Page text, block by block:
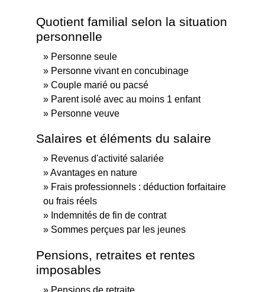
Quotient familial selon la situation
personnelle
Personne seule
Personne vivant en concubinage
Couple marié ou pacsé
Parent isolé avec au moins 1 enfant
Personne veuve
Salaires et éléments du salaire
Revenus d'activité salariée
Avantages en nature
Frais professionnels : déduction forfaitaire
ou frais réels
Indemnités de fin de contrat
Sommes perçues par les jeunes
Pensions, retraites et rentes
imposables
Pensions de retraite